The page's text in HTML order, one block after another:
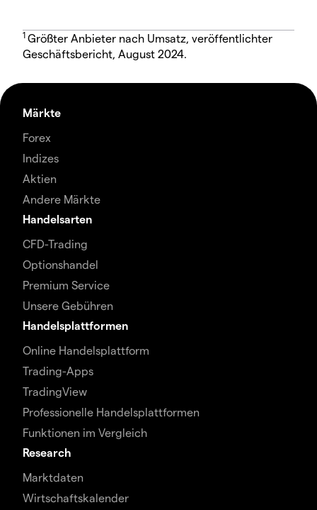
1 Größter Anbieter nach Umsatz, veröffentlichter
Geschäftsbericht, August 2024.
Märkte
Forex
Indizes
Aktien
Andere Märkte
Handelsarten
CFD-Trading
Optionshandel
Premium Service
Unsere Gebühren
Handelsplattformen
Online Handelsplattform
Trading-Apps
TradingView
Professionelle Handelsplattformen
Funktionen im Vergleich
Research
Marktdaten
Wirtschaftskalender